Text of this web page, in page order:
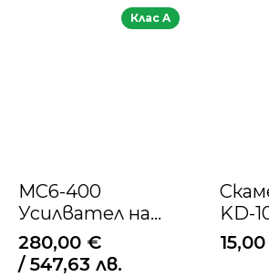
Клас A
MC6-400
Усилвател на
мощност 6x 600
вата
280,00 €
/ 547,63 лв.
KD-
15,00